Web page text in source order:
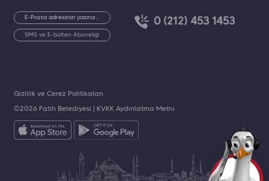
SMS ve E-bülten Aboneliği
0 (212) 453 1453
©2026 Fatih Belediyesi | KVKK Aydınlatma Metni
Gizlilik ve Çerez Politikaları